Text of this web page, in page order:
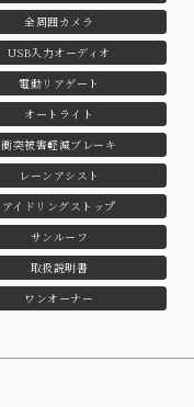
全周囲カメラ
USB入力オーディオ
電動リアゲート
オートライト
衝突被害軽減ブレーキ
レーンアシスト
アイドリングストップ
サンルーフ
取扱説明書
ワンオーナー